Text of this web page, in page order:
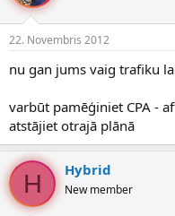
22. Novembris 2012
nu gan jums vaig trafiku
varbūt pamēģiniet CPA -
atstājiet otrajā plānā
H Hybrid
New member